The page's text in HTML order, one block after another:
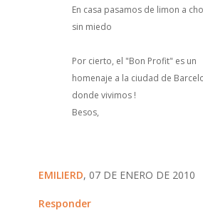
En casa pasamos de limon a
sin miedo
Por cierto, el "Bon Profit" es un
homenaje a la ciudad de
donde vivimos !
Besos,
EMILIERD, 07 DE ENERO DE 2010
Responder